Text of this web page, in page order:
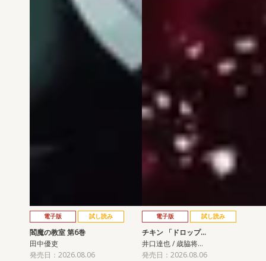
電子版 試し読み
閻魔の教室 第6巻
田中優吏
発売日：2026.08.06
電子版 試し読み
チキン 「ドロップ…
井口達也 / 歳脇将…
発売日：2026.08.06